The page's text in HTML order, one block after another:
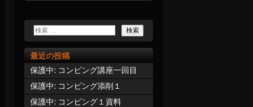
最近の投稿
保護中: コンピング講座一回目
保護中: コンピング添削１
保護中: コンピング１資料